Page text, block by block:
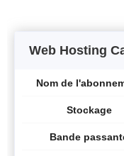
Web Hosting
Nom de
Stockage
Bande